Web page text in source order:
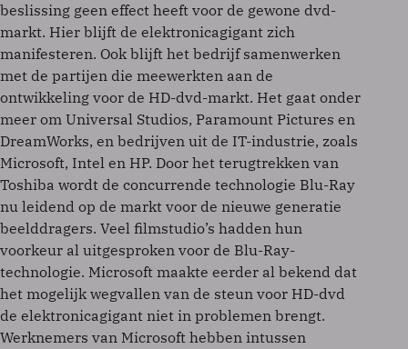
beslissing geen effect heeft voor de gewone dvd-
markt. Hier blijft de elektronicagigant zich
manifesteren. Ook blijft het bedrijf samenwerken
met de partijen die meewerkten aan de
ontwikkeling voor de HD-dvd-markt. Het gaat onder
meer om Universal Studios, Paramount Pictures en
DreamWorks, en bedrijven uit de IT-industrie, zoals
Microsoft, Intel en HP. Door het terugtrekken van
Toshiba wordt de concurrende technologie Blu-Ray
nu leidend op de markt voor de nieuwe generatie
beelddragers. Veel filmstudio’s hadden hun
voorkeur al uitgesproken voor de Blu-Ray-
technologie. Microsoft maakte eerder al bekend dat
het mogelijk wegvallen van de steun voor HD-dvd
de elektronicagigant niet in problemen brengt.
Werknemers van Microsoft hebben intussen